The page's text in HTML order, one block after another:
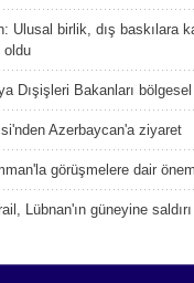
Ulusal birlik, dış baskılara
oldu
Dışişleri Bakanları
Azerbaycan'a ziyaret
görüşmelere dair
Lübnan'ın güneyine